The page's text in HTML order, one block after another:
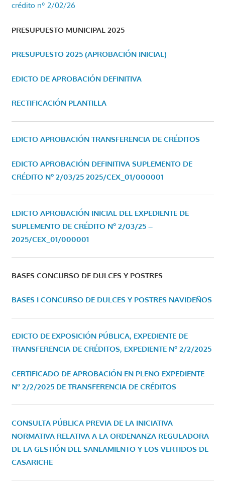
crédito nº 2/02/26
PRESUPUESTO MUNICIPAL 2025
PRESUPUESTO 2025 (APROBACIÓN INICIAL)
EDICTO DE APROBACIÓN DEFINITIVA
RECTIFICACIÓN PLANTILLA
EDICTO APROBACIÓN TRANSFERENCIA DE CRÉDITOS
EDICTO APROBACIÓN DEFINITIVA SUPLEMENTO DE
CRÉDITO Nº 2/03/25 2025/CEX_01/000001
EDICTO APROBACIÓN INICIAL DEL EXPEDIENTE DE
SUPLEMENTO DE CRÉDITO Nº 2/03/25 –
2025/CEX_01/000001
BASES CONCURSO DE DULCES Y POSTRES
BASES I CONCURSO DE DULCES Y POSTRES NAVIDEÑOS
EDICTO DE EXPOSICIÓN PÚBLICA, EXPEDIENTE DE
TRANSFERENCIA DE CRÉDITOS, EXPEDIENTE Nº 2/2/2025
CERTIFICADO DE APROBACIÓN EN PLENO EXPEDIENTE
Nº 2/2/2025 DE TRANSFERENCIA DE CRÉDITOS
CONSULTA PÚBLICA PREVIA DE LA INICIATIVA
NORMATIVA RELATIVA A LA ORDENANZA REGULADORA
DE LA GESTIÓN DEL SANEAMIENTO Y LOS VERTIDOS DE
CASARICHE